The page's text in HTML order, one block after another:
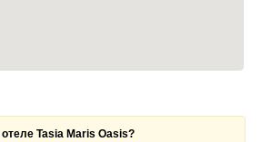
Tasia Maris Oasis?